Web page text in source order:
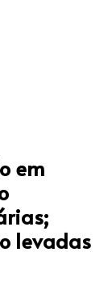
em
levadas